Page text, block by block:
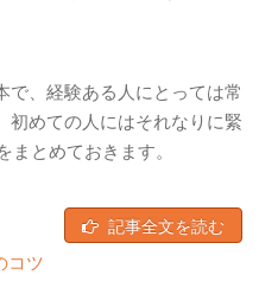
で、経験ある人にとっては常
初めての人にはそれなりに緊
とめておきます。
記事全文を読む
コツ